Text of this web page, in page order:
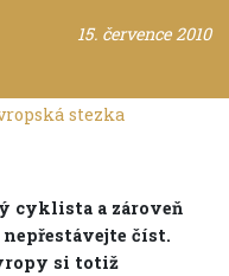
15. července 2010
cyklista a zároveň
číst.
si totiž